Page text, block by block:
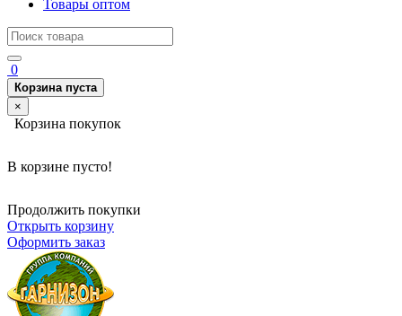
Товары оптом
0
Корзина пуста
×
Корзина покупок
В корзине пусто!
Продолжить покупки
Открыть корзину
Оформить заказ